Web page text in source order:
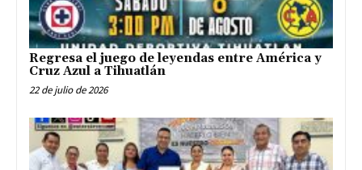
Regresa el juego de leyendas entre América y
Cruz Azul a Tihuatlán
22 de julio de 2026